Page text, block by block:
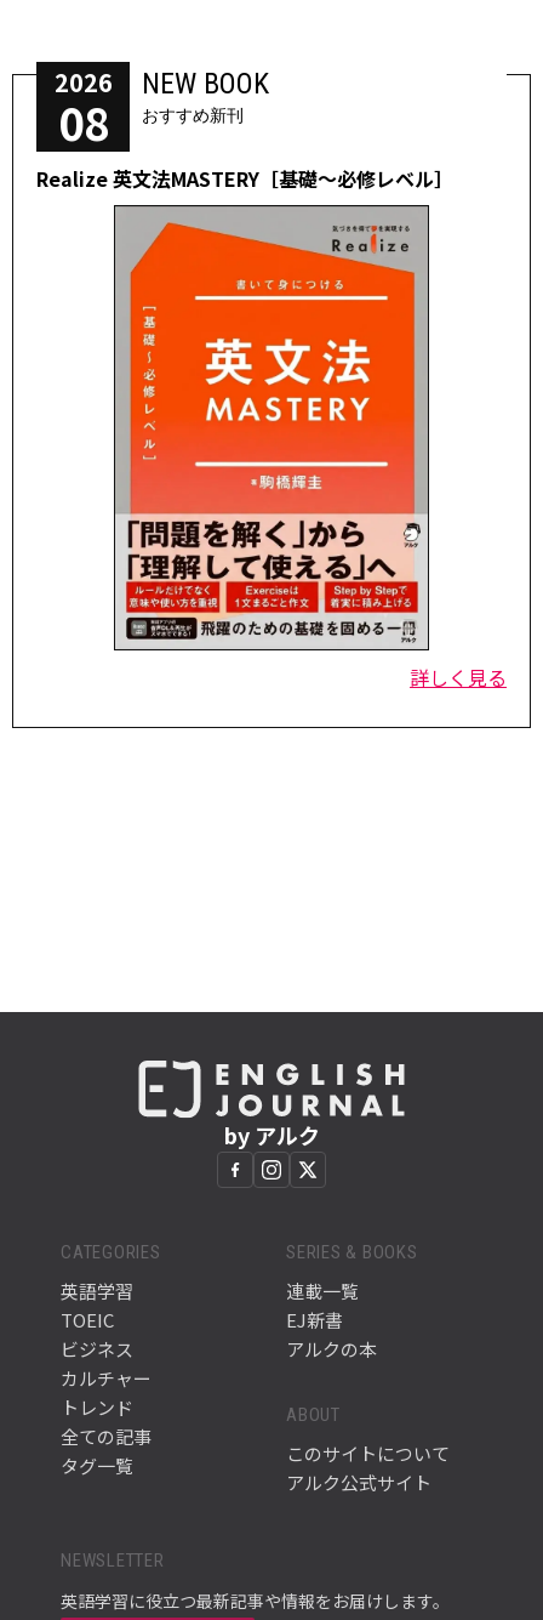
2026
08
NEW BOOK
おすすめ新刊
Realize 英文法MASTERY［基礎～必修レベル］
詳しく見る
by アルク
CATEGORIES
英語学習
TOEIC
ビジネス
カルチャー
トレンド
全ての記事
タグ一覧
SERIES & BOOKS
連載一覧
EJ新書
アルクの本
ABOUT
このサイトについて
アルク公式サイト
NEWSLETTER
英語学習に役立つ最新記事や情報をお届けします。